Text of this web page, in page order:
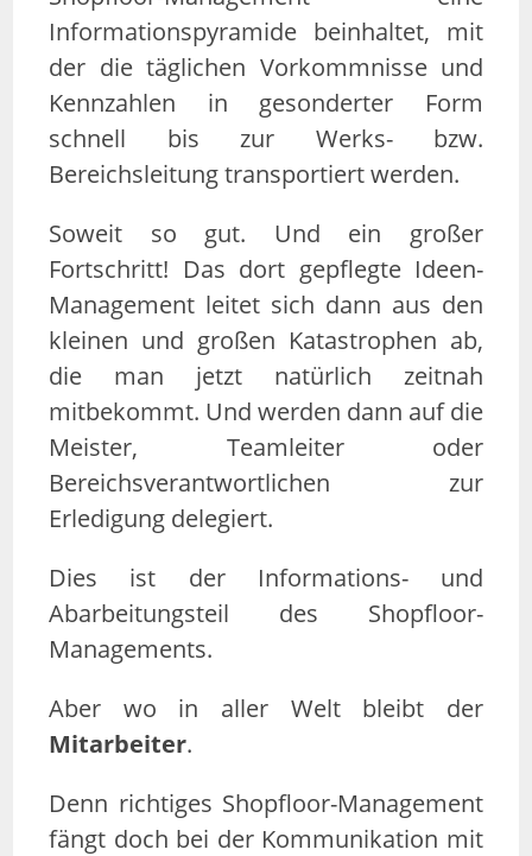
Informationspyramide beinhaltet, mit
der die täglichen Vorkommnisse und
Kennzahlen in gesonderter Form
schnell bis zur Werks- bzw.
Bereichsleitung transportiert werden.
Soweit so gut. Und ein großer
Fortschritt! Das dort gepflegte Ideen-
Management leitet sich dann aus den
kleinen und großen Katastrophen ab,
die man jetzt natürlich zeitnah
mitbekommt. Und werden dann auf die
Meister, Teamleiter oder
Bereichsverantwortlichen zur
Erledigung delegiert.
Dies ist der Informations- und
Abarbeitungsteil des Shopfloor-
Managements.
Aber wo in aller Welt bleibt der
Mitarbeiter.
Denn richtiges Shopfloor-Management
fängt doch bei der Kommunikation mit